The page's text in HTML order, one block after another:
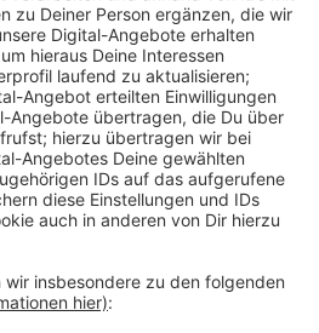
Brüner Landstraße auch
und Hamminkeln-Brünen.
von Ford, Opel, Hyundai. Der
Jahren in Wesel und wird schon
weitergeführt. Die vorläufige
aus Duisburg.Hier geht
Artikel.